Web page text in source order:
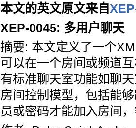
本文的英文原文来自
XEP-0045: 多用户聊天
摘要: 本文定义了一个
可以在一个房间或频道
有标准聊天室功能如聊
房间控制模型，包括能
员或密码才能加入房间